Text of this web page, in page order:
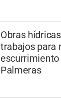
Obras
trabajos para
escurrimiento
Palmeras